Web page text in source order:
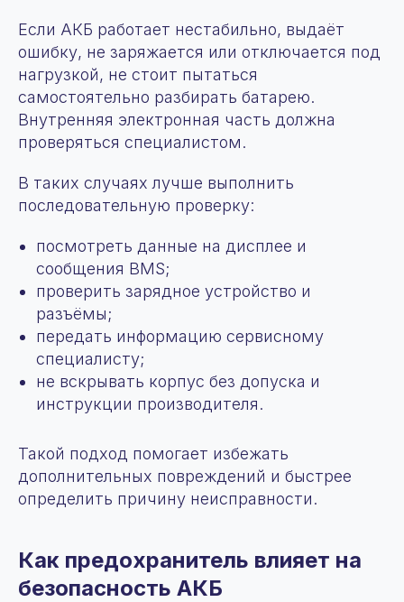
Если АКБ работает нестабильно, выдаёт
ошибку, не заряжается или отключается под
нагрузкой, не стоит пытаться
самостоятельно разбирать батарею.
Внутренняя электронная часть должна
проверяться специалистом.
В таких случаях лучше выполнить
последовательную проверку:
посмотреть данные на дисплее и
сообщения BMS;
проверить зарядное устройство и
разъёмы;
передать информацию сервисному
специалисту;
не вскрывать корпус без допуска и
инструкции производителя.
Такой подход помогает избежать
дополнительных повреждений и быстрее
определить причину неисправности.
Как предохранитель влияет на
безопасность АКБ